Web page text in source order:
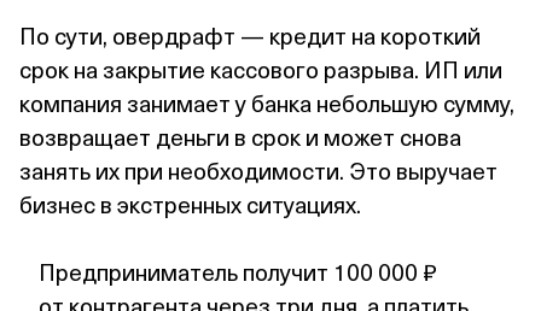
По сути, овердрафт — кредит на короткий
срок на закрытие кассового разрыва. ИП или
компания занимает у банка небольшую сумму,
возвращает деньги в срок и может снова
занять их при необходимости. Это выручает
бизнес в экстренных ситуациях.
Предприниматель получит 100 000 ₽